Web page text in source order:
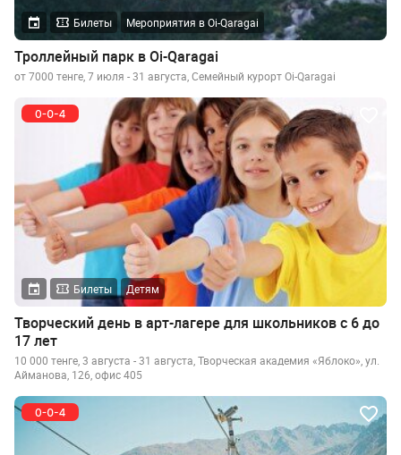
Билеты Мероприятия в Oi-Qaragai
Троллейный парк в Oi-Qaragai
от 7000 тенге, 7 июля - 31 августа, Семейный курорт Oi-Qaragai
Билеты Детям
Творческий день в арт-лагере для школьников с 6 до
17 лет
10 000 тенге, 3 августа - 31 августа, Творческая академия «Яблоко», ул.
Айманова, 126, офис 405